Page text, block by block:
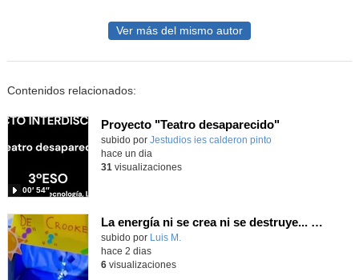
Ver más del mismo autor
Contenidos relacionados:
Proyecto "Teatro desaparecido"
Contenido educativo.
subido por Jestudios ies calderon pinto
00′ 54″
-
hace un dia
31 visualizaciones
La energía ni se crea ni se destruye... ¡se experimenta! El Tierno en la Feria Madrid es Ciencia 2026
Contenido educativo.
subido por Luis M.
hace 2 dias
6visualizaciones